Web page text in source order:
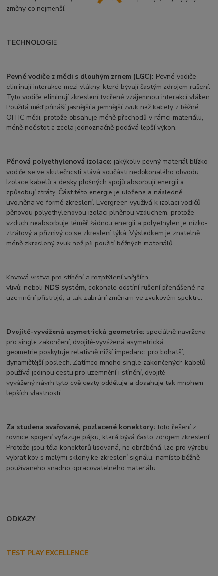
změny co nejmenší.
TECHNOLOGIE
Pevné vodiče z mědi s dlouhým zrnem (LGC): Pevné vodiče
eliminují interakce mezi vlákny, které bývají častým zdrojem rušení.
Tyto vodiče eliminují zkreslení tvořené vzájemnou interakcí vláken.
Použitá měď přináší jasnější a jemnější zvuk než kabely z běžné
OFHC mědi, protože obsahuje méně přechodů v rámci materiálu,
méně nečistot a zcela jednoznačně podává lepší výkon.
Pěnová polyethylenová izolace: jakýkoliv pevný materiál blízko
vodiče se ve skutečnosti stává součástí nedokonalého obvodu.
Izolace kabelů a desky plošných spojů absorbují energii a
způsobují ztráty. Část této energie je uložena a následně
uvolněna ve formě zkreslení. Evergreen využívá k izolaci vodičů
pěnovou polyethylenovou izolaci plněnou vzduchem, protože
vzduch neabsorbuje téměř žádnou energii a polyethylen je nízko-
ztrátový a příznivý co se zkreslení týká. Výsledkem je znatelně
méně zkreslený zvuk než při použití běžných materiálů.
Kovová vrstva pro stínění a rozptýlení vnějších
vlivů: neboli NDS systém, dokonale odstíní rušení přenášené na
uzemnění přístrojů, a tak zabrání změnám ve zvukovém spektru.
Dvojitě-vyvážená asymetrická geometrie: speciálně navržena
pro single zakončení, dvojitě-vyvážená asymetrická
geometrie poskytuje relativně nižší impedanci pro bohatší,
dynamičtější poslech. Zatímco mnoho single zakončených kabelů
používá jedinou cestu pro uzemnění i stínění, dvojitě-
vyvážený návrh tyto dvě cesty odděluje a dosahuje tak mnohem
lepších vlastností.
Za studena svařované, pozlacené konektory: toto řešení z
rovnice spojení vyřazuje pájku, která bývá často zdrojem zkreslení.
Protože jsou těla konektorů lisovaná, ne obráběná, lze pro výrobu
vybrat kov s malými sklony ke zkreslení signálu, namísto běžně
používaného snadno opracovatelného materiálu.
ODKAZY
TEST PLAY EXCELLENCE